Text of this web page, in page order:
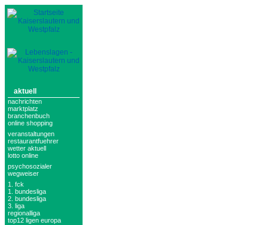
aktuell
nachrichten
marktplatz
branchenbuch
online shopping
veranstaltungen
restaurantfuehrer
wetter aktuell
lotto online
psychosozialer
wegweiser
1. fck
1. bundesliga
2. bundesliga
3. liga
regionalliga
top12 ligen europa